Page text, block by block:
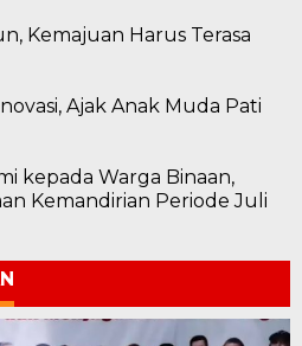
Kemajuan Harus Terasa
Ajak Anak Muda Pati
kepada Warga Binaan,
Kemandirian Periode Juli